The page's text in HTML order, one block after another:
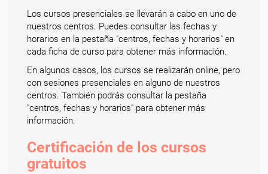
Los cursos presenciales se llevarán a cabo en uno de
nuestros centros. Puedes consultar las fechas y
horarios en la pestaña "centros, fechas y horarios" en
cada ficha de curso para obtener más información.
En algunos casos, los cursos se realizarán online, pero
con sesiones presenciales en alguno de nuestros
centros. También podrás consultar la pestaña
"centros, fechas y horarios" para obtener más
información.
Certificación de los cursos
gratuitos